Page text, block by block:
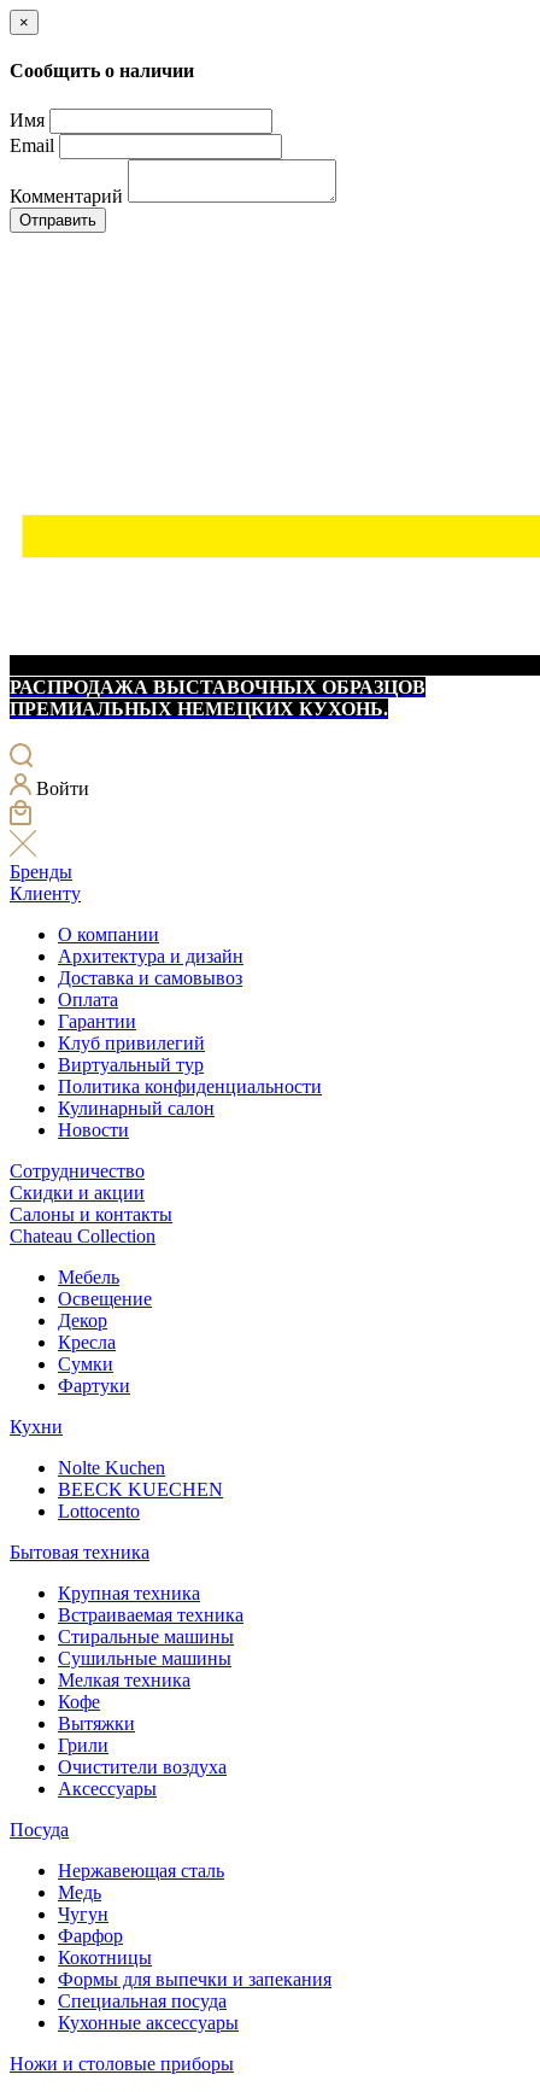
×
Сообщить о наличии
Имя
Email
Комментарий
Отправить
РАСПРОДАЖА ВЫСТАВОЧНЫХ ОБРАЗЦОВ
ПРЕМИАЛЬНЫХ НЕМЕЦКИХ КУХОНЬ.
Войти
Бренды
Клиенту
О компании
Архитектура и дизайн
Доставка и самовывоз
Оплата
Гарантии
Клуб привилегий
Виртуальный тур
Политика конфиденциальности
Кулинарный салон
Новости
Сотрудничество
Скидки и акции
Салоны и контакты
Chateau Collection
Мебель
Освещение
Декор
Кресла
Сумки
Фартуки
Кухни
Nolte Kuchen
BEECK KUECHEN
Lottocento
Бытовая техника
Крупная техника
Встраиваемая техника
Стиральные машины
Сушильные машины
Мелкая техника
Кофе
Вытяжки
Грили
Очистители воздуха
Аксессуары
Посуда
Нержавеющая сталь
Медь
Чугун
Фарфор
Кокотницы
Формы для выпечки и запекания
Специальная посуда
Кухонные аксессуары
Ножи и столовые приборы